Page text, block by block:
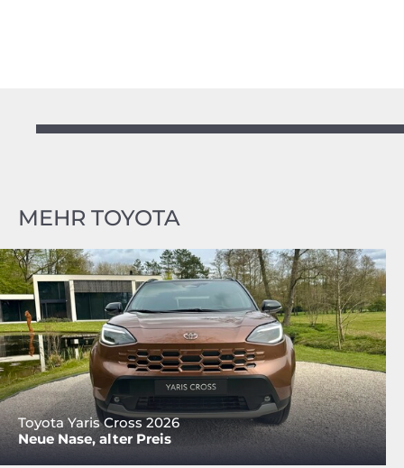
MEHR TOYOTA
Toyota Yaris Cross 2026
Neue Nase, alter Preis